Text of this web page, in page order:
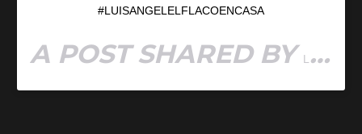
#LUISANGELELFLACOENCASA
A POST SHARED BY LUIS ANGEL “EL FLACO”